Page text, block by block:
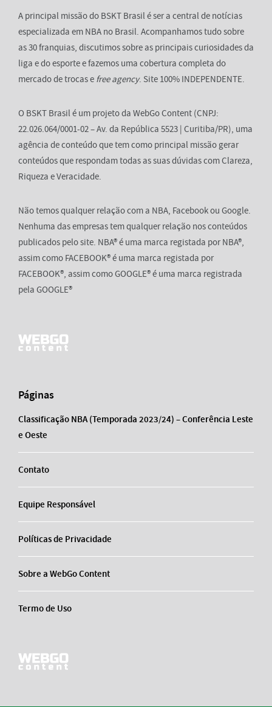
A principal missão do BSKT Brasil é ser a central de notícias
especializada em NBA no Brasil. Acompanhamos tudo sobre
as 30 franquias, discutimos sobre as principais curiosidades da
liga e do esporte e fazemos uma cobertura completa do
mercado de trocas e free agency. Site 100% INDEPENDENTE.
O BSKT Brasil é um projeto da WebGo Content (CNPJ:
22.026.064/0001-02 – Av. da República 5523 | Curitiba/PR), uma
agência de conteúdo que tem como principal missão gerar
conteúdos que respondam todas as suas dúvidas com Clareza,
Riqueza e Veracidade.
Não temos qualquer relação com a NBA, Facebook ou Google.
Nenhuma das empresas tem qualquer relação nos conteúdos
publicados pelo site. NBA® é uma marca registada por NBA®,
assim como FACEBOOK® é uma marca registada por
FACEBOOK®, assim como GOOGLE® é uma marca registrada
pela GOOGLE®
Páginas
Classificação NBA (Temporada 2023/24) – Conferência Leste
e Oeste
Contato
Equipe Responsável
Políticas de Privacidade
Sobre a WebGo Content
Termo de Uso